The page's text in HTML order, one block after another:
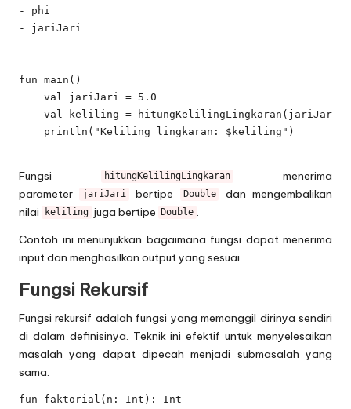
- phi
- jariJari
fun main()
    val jariJari = 5.0
    val keliling = hitungKelilingLingkaran(jariJari)
    println("Keliling lingkaran: $keliling")
Fungsi hitungKelilingLingkaran
menerima
parameter
jariJari bertipe Double
dan mengembalikan
nilai
keliling juga bertipe Double .
Contoh ini menunjukkan bagaimana fungsi dapat menerima
input dan menghasilkan output yang sesuai.
Fungsi Rekursif
Fungsi rekursif adalah fungsi yang memanggil dirinya sendiri
di dalam definisinya. Teknik ini efektif untuk menyelesaikan
masalah yang dapat dipecah menjadi submasalah yang
sama.
fun faktorial(n: Int): Int